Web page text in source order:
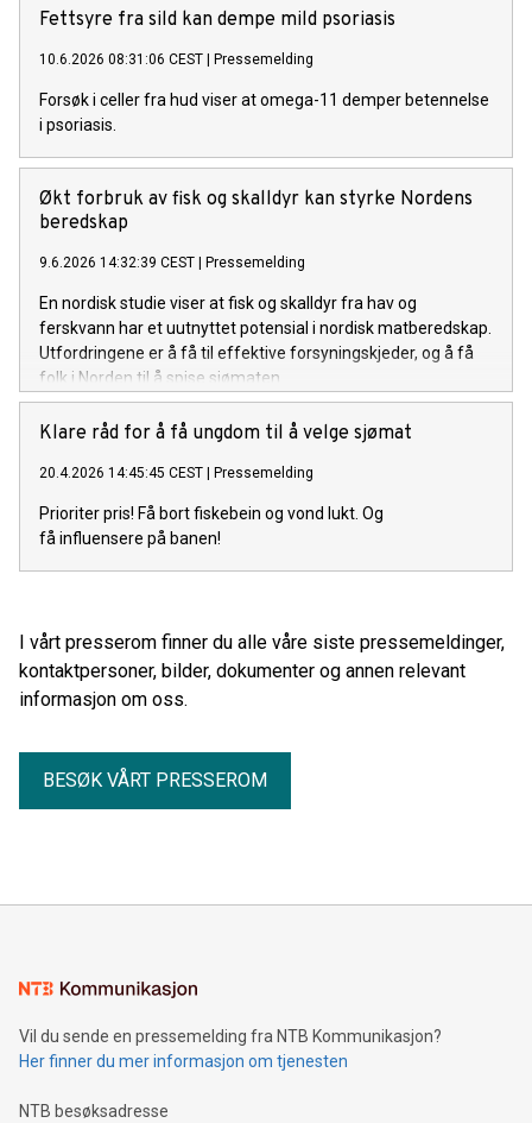
Fettsyre fra sild kan dempe mild psoriasis
10.6.2026 08:31:06 CEST Pressemelding
Forsøk i celler fra hud viser at omega-11 demper betennelse
i psoriasis.
Økt forbruk av fisk og skalldyr kan styrke Nordens
beredskap
9.6.2026 14:32:39 CEST Pressemelding
En nordisk studie viser at fisk og skalldyr fra hav og
ferskvann har et uutnyttet potensial i nordisk matberedskap.
Utfordringene er å få til effektive forsyningskjeder, og å få
folk i Norden til å spise sjømaten.
Klare råd for å få ungdom til å velge sjømat
20.4.2026 14:45:45 CEST Pressemelding
Prioriter pris! Få bort fiskebein og vond lukt. Og
få influensere på banen!
I vårt presserom finner du alle våre siste pressemeldinger,
kontaktpersoner, bilder, dokumenter og annen relevant
informasjon om oss.
BESØK VÅRT PRESSEROM
Vil du sende en pressemelding fra NTB Kommunikasjon?
Her finner du mer informasjon om tjenesten
NTB besøksadresse